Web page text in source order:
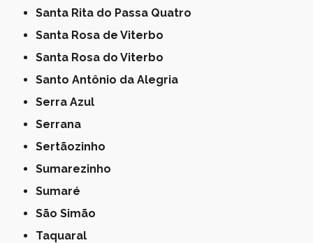
Santa Rita do Passa Quatro
Santa Rosa de Viterbo
Santa Rosa do Viterbo
Santo Antônio da Alegria
Serra Azul
Serrana
Sertãozinho
Sumarezinho
Sumaré
São Simão
Taquaral